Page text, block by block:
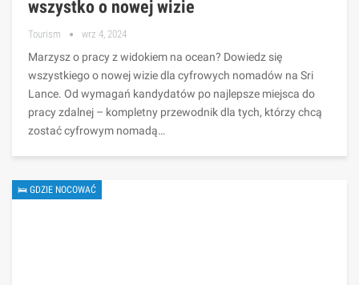
wszystko o nowej wizie
Tourism wrz 4, 2024
Marzysz o pracy z widokiem na ocean? Dowiedz się
wszystkiego o nowej wizie dla cyfrowych nomadów na Sri
Lance. Od wymagań kandydatów po najlepsze miejsca do
pracy zdalnej – kompletny przewodnik dla tych, którzy chcą
zostać cyfrowym nomadą…
🛌 GDZIE NOCOWAĆ